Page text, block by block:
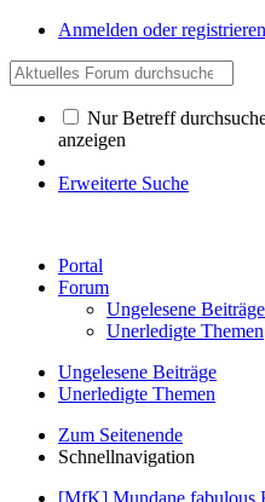
Anmelden oder registrieren
Nur Betreff
anzeigen
Erweiterte Suche
Portal
Forum
Ungelesene Beiträge
Unerledigte Themen
Ungelesene Beiträge
Unerledigte Themen
Zum Seitenende
Schnellnavigation
[MfK] Mundane fabulous